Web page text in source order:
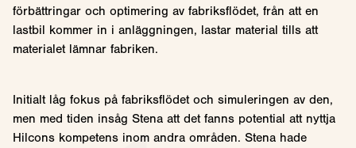
förbättringar och optimering av fabriksflödet, från att en
lastbil kommer in i anläggningen, lastar material tills att
materialet lämnar fabriken.
Initialt låg fokus på fabriksflödet och simuleringen av den,
men med tiden insåg Stena att det fanns potential att nyttja
Hilcons kompetens inom andra områden. Stena hade